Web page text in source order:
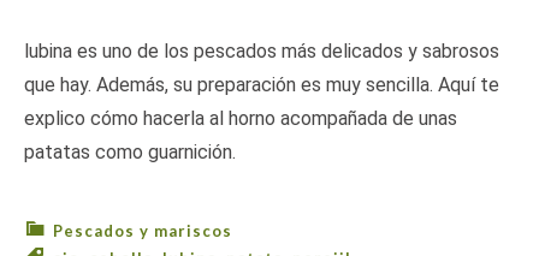
lubina es uno de los pescados más delicados y sabrosos
que hay. Además, su preparación es muy sencilla. Aquí te
explico cómo hacerla al horno acompañada de unas
patatas como guarnición.
Pescados y mariscos